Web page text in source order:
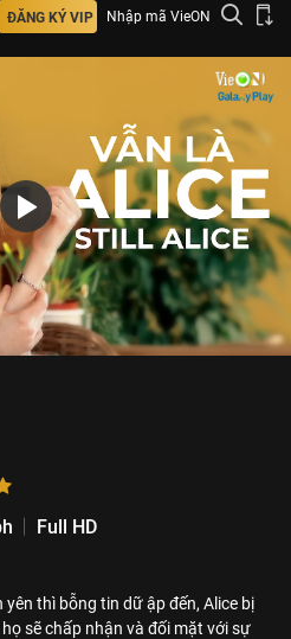
ĐĂNG KÝ VIP Nhập mã VieON
Full HD
thì bỗng tin dữ ập đến, Alice bị
sẽ chấp nhận và đối mặt với sự